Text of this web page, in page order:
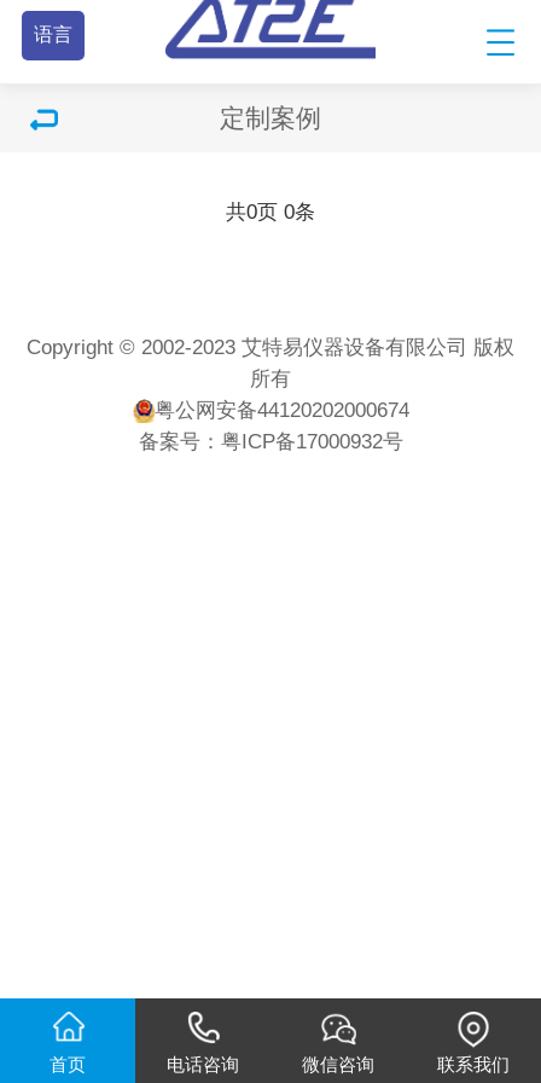
语言
定制案例
共0页 0条
Copyright © 2002-2023 艾特易仪器设备有限公司 版权
所有
粤公网安备44120202000674
备案号： 粤ICP备17000932号
首页 电话咨询 微信咨询 联系我们